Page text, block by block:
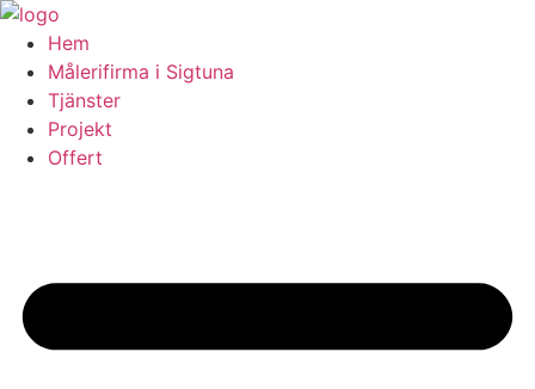
Skip
content
Hem
Målerifirma i Sigtuna
Tjänster
Projekt
Offert